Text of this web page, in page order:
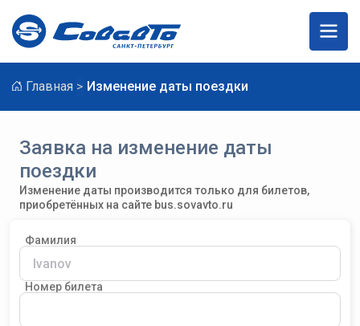
Главная Изменение даты поездки
Заявка на изменение даты
поездки
Изменение даты производится только для билетов,
приобретённых на сайте bus.sovavto.ru
Фамилия
Номер билета